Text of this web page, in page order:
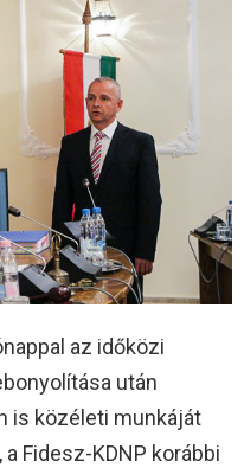
az időközi
után
is közéleti munkáját
Fidesz-KDNP korábbi